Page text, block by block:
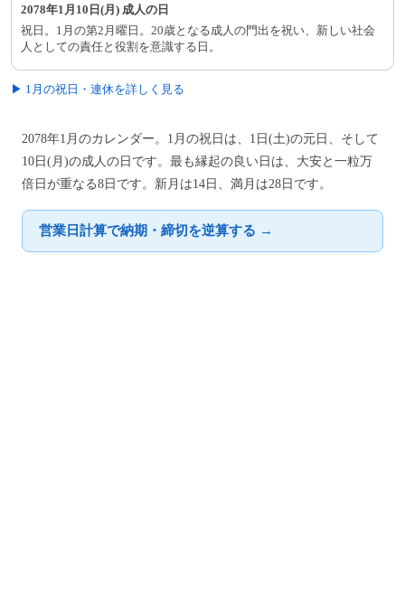
2078年1月10日(月) 成人の日
祝日。1月の第2月曜日。20歳となる成人の門出を祝い、新しい社会
人としての責任と役割を意識する日。
▶ 1月の祝日・連休を詳しく見る
2078年1月のカレンダー。1月の祝日は、1日(土)の元日、そして
10日(月)の成人の日です。最も縁起の良い日は、大安と一粒万
倍日が重なる8日です。新月は14日、満月は28日です。
営業日計算で納期・締切を逆算する →